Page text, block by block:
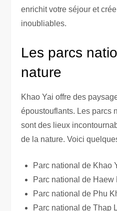
enrichit votre séjour et
inoubliables.
Les parcs
nature
Khao Yai offre des
époustouflants. Les parcs
sont des lieux
de la nature. Voici
Parc national de Khao
Parc national de Haew
Parc national de Phu
Parc national de Thap